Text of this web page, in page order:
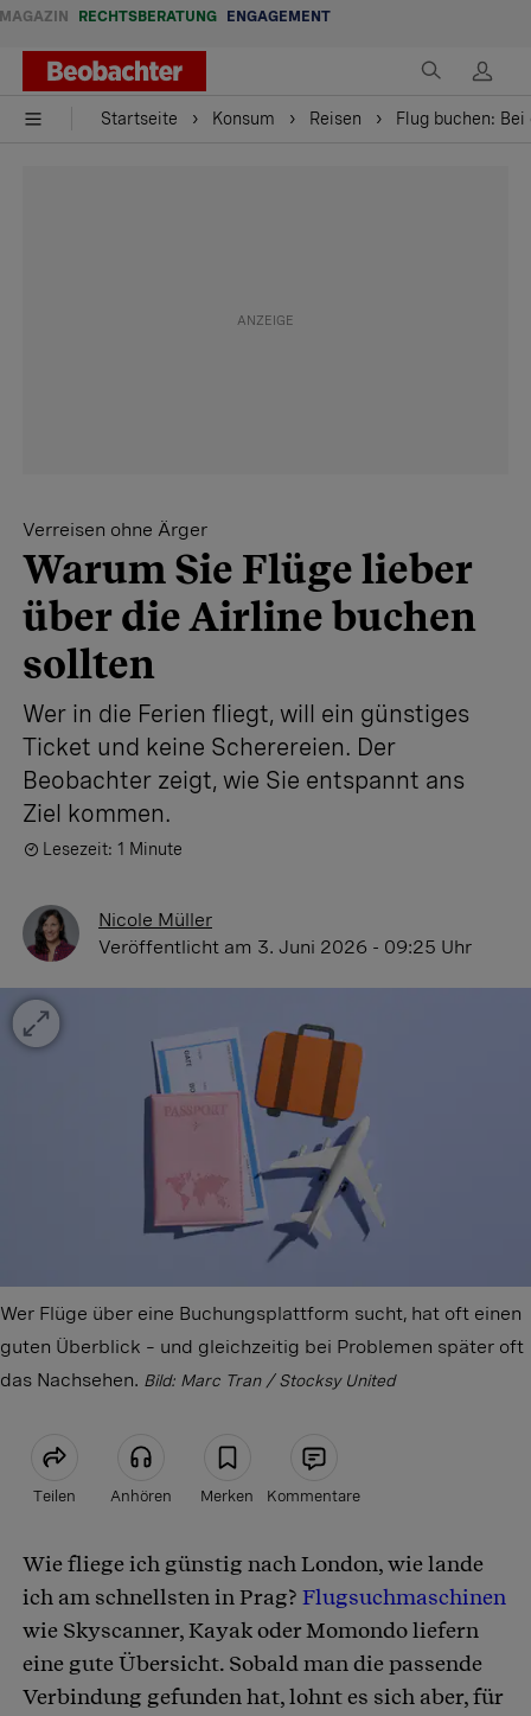
MAGAZIN RECHTSBERATUNG ENGAGEMENT
Startseite Konsum Reisen Flug buchen:
Verreisen ohne Ärger
Warum Sie Flüge lieber
über die Airline buchen
sollten
Wer in die Ferien fliegt, will ein günstiges
Ticket und keine Scherereien. Der
Beobachter zeigt, wie Sie entspannt ans
Ziel kommen.
Lesezeit: 1 Minute
Nicole Müller
Veröffentlicht am 3. Juni 2026 - 09:25 Uhr
Wer Flüge über eine Buchungsplattform sucht, hat oft einen
guten Überblick – und gleichzeitig bei Problemen später oft
das Nachsehen. Bild: Marc Tran / Stocksy United
Teilen Anhören Merken Kommentare
Artikel teilen
Wie fliege ich günstig nach London, wie lande
ich am schnellsten in Prag? Flugsuchmaschinen
wie Skyscanner, Kayak oder Momondo liefern
eine gute Übersicht. Sobald man die passende
Verbindung gefunden hat, lohnt es sich aber, für